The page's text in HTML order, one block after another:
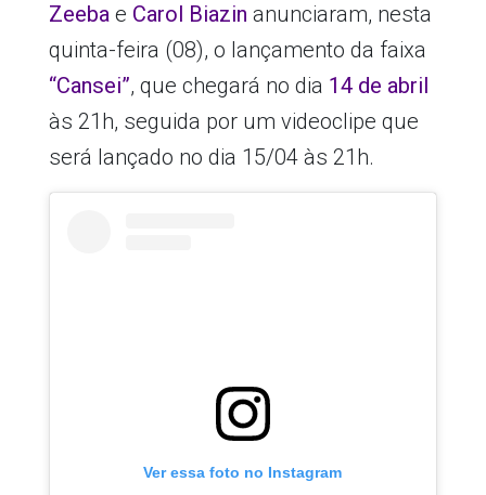
Zeeba e Carol Biazin anunciaram, nesta
quinta-feira (08), o lançamento da faixa
“Cansei”, que chegará no dia 14 de abril
às 21h, seguida por um videoclipe que
será lançado no dia 15/04 às 21h.
Ver essa foto no Instagram